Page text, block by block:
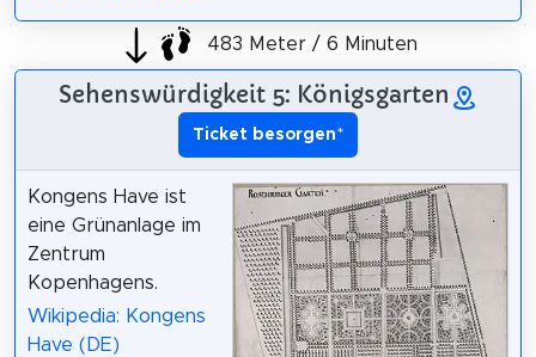
483 Meter / 6 Minuten
Sehenswürdigkeit 5: Königsgarten
Ticket besorgen*
Kongens Have ist
eine Grünanlage im
Zentrum
Kopenhagens.
Wikipedia: Kongens
Have (DE)